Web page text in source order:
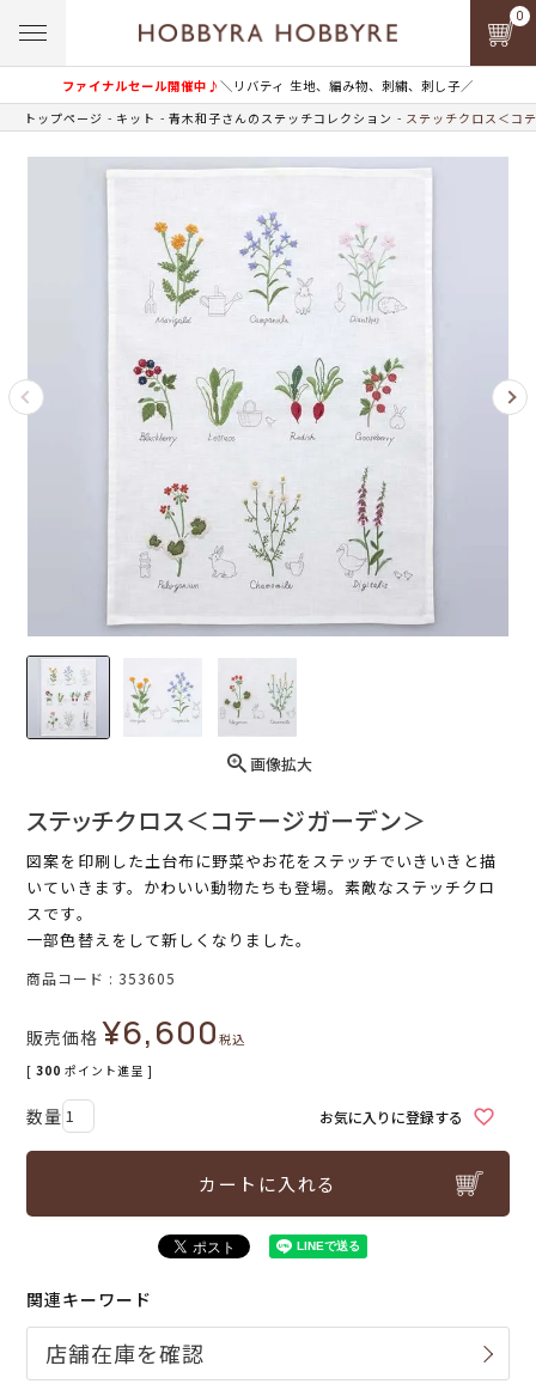
ファイナルセール開催中♪＼リバティ 生地、編み物、刺繍、刺し子／
0
トップページ キット 青木和子さんのステッチコレクション ステッチクロス＜コ
画像拡大
ステッチクロス＜コテージガーデン＞
図案を印刷した土台布に野菜やお花をステッチでいきいきと描
いていきます。かわいい動物たちも登場。素敵なステッチクロ
スです。
一部色替えをして新しくなりました。
商品コード 353605
販売価格 ¥6,600税込
[ 300 ポイント進呈 ]
お気に入りに登録する
カートに入れる
関連キーワード